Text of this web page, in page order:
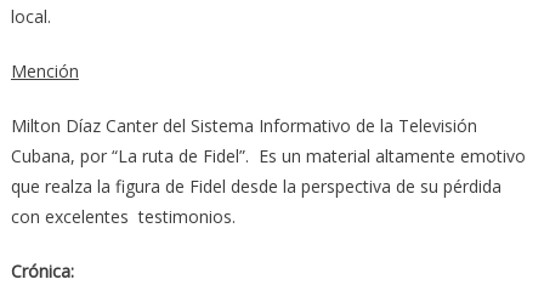
local.
Mención
Milton Díaz Canter del Sistema Informativo de la Televisión
Cubana, por “La ruta de Fidel”. Es un material altamente emotivo
que realza la figura de Fidel desde la perspectiva de su pérdida
con excelentes testimonios.
Crónica: